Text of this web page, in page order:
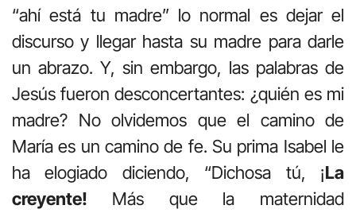
“ahí está tu madre” lo normal es dejar el
discurso y llegar hasta su madre para darle
un abrazo. Y, sin embargo, las palabras de
Jesús fueron desconcertantes: ¿quién es mi
madre? No olvidemos que el camino de
María es un camino de fe. Su prima Isabel le
ha elogiado diciendo, “Dichosa tú, ¡La
creyente! Más que la maternidad